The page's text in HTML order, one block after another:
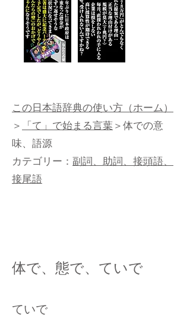
この日本語辞典の使い方（ホーム）
＞「て」で始まる言葉＞体での意
味、語源
カテゴリー： 副詞、助詞、接頭語、
接尾語
体で、態で、ていで
ていで